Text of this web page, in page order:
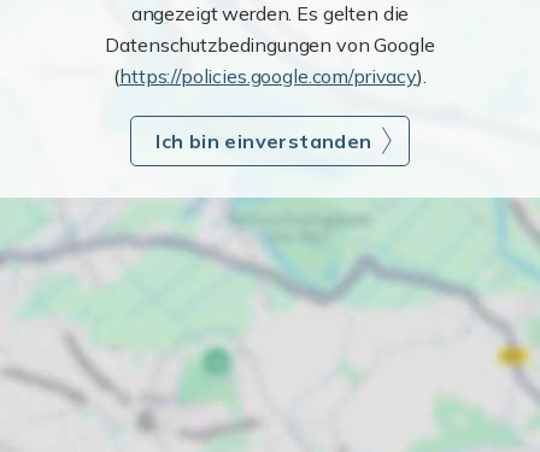
angezeigt werden. Es gelten die
Datenschutzbedingungen von Google
(https://policies.google.com/privacy).
Ich bin einverstanden